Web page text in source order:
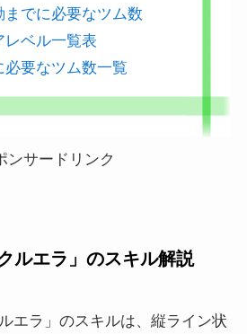
までに必要なツム数
レベル一覧表
必要なツム数一覧
ンサードリンク
ルエラ」のスキル解説
エラ」のスキルは、縦ライン状